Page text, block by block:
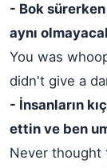
- Bok
aynı
You was
didn't give a
- İnsanların
ettin ve ben
Never thought